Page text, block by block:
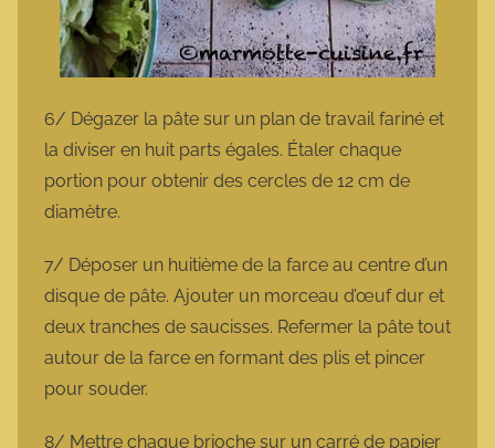
6/ Dégazer la pâte sur un plan de travail fariné et
la diviser en huit parts égales. Étaler chaque
portion pour obtenir des cercles de 12 cm de
diamètre.
7/ Déposer un huitième de la farce au centre d’un
disque de pâte. Ajouter un morceau d’œuf dur et
deux tranches de saucisses. Refermer la pâte tout
autour de la farce en formant des plis et pincer
pour souder.
8/ Mettre chaque brioche sur un carré de papier